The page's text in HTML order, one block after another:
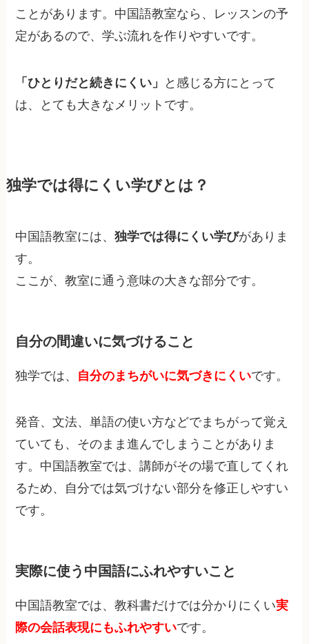
ことがあります。中国語教室なら、レッスンの予
定があるので、学ぶ流れを作りやすいです。
「ひとりだと続きにくい」
と感じる方にとって
は、とても大きなメリットです。
独学では得にくい学びとは？
中国語教室には、独学では得にくい学びがありま
す。
ここが、教室に通う意味の大きな部分です。
自分の間違いに気づけること
独学では、 自分のまちがいに気づきにくいです。
発音、文法、単語の使い方などでまちがって覚え
ていても、そのまま進んでしまうことがありま
す。中国語教室では、講師がその場で直してくれ
るため、自分では気づけない部分を修正しやすい
です。
実際に使う中国語にふれやすいこと
中国語教室では、教科書だけでは分かりにくい実
際の会話表現にもふれやすいです。